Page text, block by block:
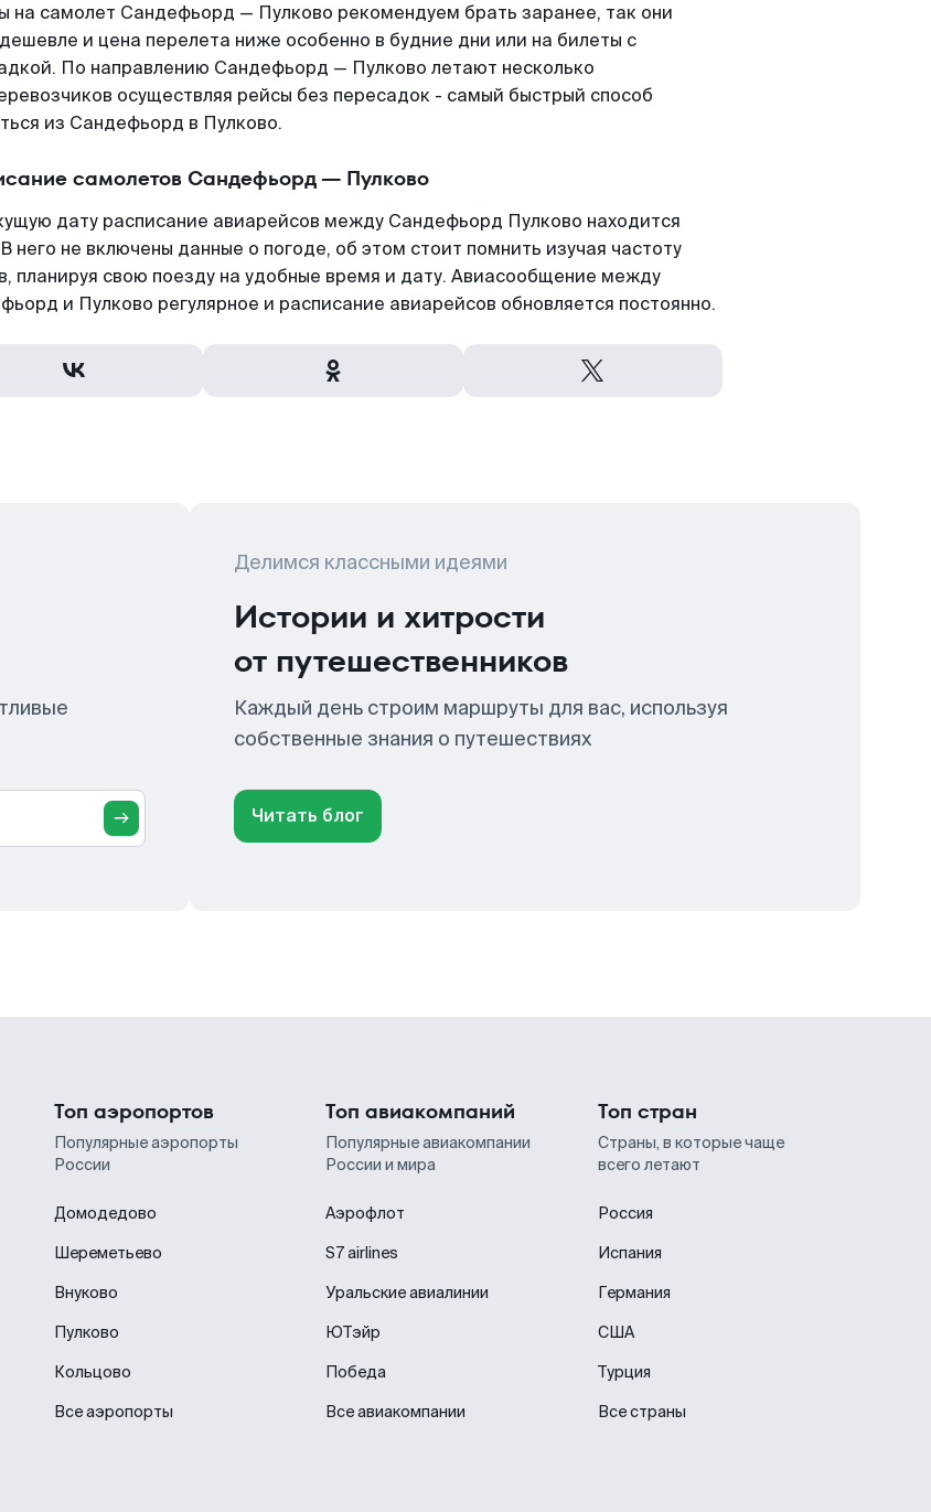
на самолет Сандефьорд — Пулково рекомендуем брать заранее, так они
и цена перелета ниже особенно в будние дни или на билеты с
По направлению Сандефьорд — Пулково летают несколько
осуществляя рейсы без пересадок - самый быстрый способ
из Сандефьорд в Пулково.
самолетов Сандефьорд — Пулково
дату расписание авиарейсов между Сандефьорд Пулково находится
него не включены данные о погоде, об этом стоит помнить изучая частоту
планируя свою поезду на удобные время и дату. Авиасообщение между
и Пулково регулярное и расписание авиарейсов обновляется постоянно.
Делимся классными идеями
Истории и хитрости
от путешественников
Каждый день строим маршруты для вас, используя
собственные знания о путешествиях
Читать блог
Топ аэропортов
Популярные аэропорты
России
Домодедово
Шереметьево
Внуково
Пулково
Кольцово
Все аэропорты
Топ авиакомпаний
Популярные авиакомпании
России и мира
Аэрофлот
S7 airlines
Уральские авиалинии
ЮТэйр
Победа
Все авиакомпании
Топ стран
Страны, в которые чаще
всего летают
Россия
Испания
Германия
США
Турция
Все страны